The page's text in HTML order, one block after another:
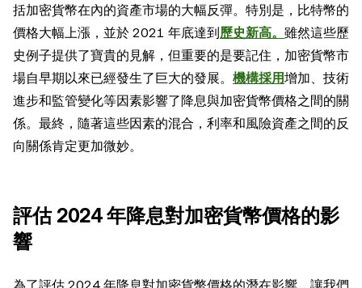
括加密貨幣在內的資產市場的大幅反彈。特別是，比特幣的
價格大幅上漲，並於 2021 年底達到歷史新高。 雖然這些歷
史例子提供了寶貴的見解，但重要的是要記住，加密貨幣市
場自早期以來已經發生了巨大的發展。 機構採用增加、技術
進步和監管變化等因素影響了降息與加密貨幣價格之間的關
係。最終，隨著這些因素的混合，利率和風險資產之間的反
向關係肯定更加微妙。
評估 2024 年降息對加密貨幣價格的影
響